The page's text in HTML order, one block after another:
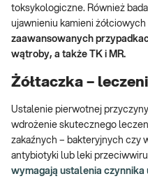
toksykologiczne. Również
ujawnieniu kamieni
zaawansowanych
wątroby, a także TK i MR.
Żółtaczka –
Ustalenie pierwotnej
wdrożenie skutecznego
zakaźnych – bakteryjnych czy
antybiotyki lub leki
wymagają ustalenia czynnika